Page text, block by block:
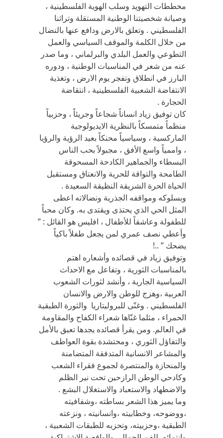
مخططات التهويد وسلب الهوية الفلسطينية ،
وصيانة شخصيتنا الوطنية المستقلة وتراثنا
الفلسطيني . وتعلق بالارض ودافع عنها بالنضال
من خلال الكلمة والموقف السياسي والعمل
التطوعي والعمل البلدي والبرلماني ، وما صدر
عنه من شعر في المناسبات الوطنية ، ودوره
البارز في انطلاق وتفجر يوم الارض ، وتغذية
الانتفاضة الشعبية الفلسطينية ، انتقاضة
الحجارة .
كان توفيق زياد انساناً شجاعاً وجريئاً ، وحزبياً
منظماً متمسكاً بالنظرية الايديولوجية
الماركسية ، وسياسياً محنكاً بعيد الرؤية والرؤيا
، واممياً واسع الأفق ، مجبولاً بحب الناس
البسطاء والجماهير الكادحة المسحوقة
الطامحة والتواقة للحرية والانعتاق ومستقبل
الحياة الحرة الشريقة النظيقة السعيدة .
وبسلوكه ومواقفه الجذرية ونضالاته اعطى
المثل الحي الذي يحتذى ويقتدى به. وكان محباً
للطفولة وعاشقاً للأطفال ، افليس هو القائل : ”
وأعطي نصف عمري لمن يجعل طفلاً باكياً
يضحك ” ..!
وتوفيق زياد في قصائده وأشعاره اهتم
بالمناسبات الثورية ، وتفاعل مع الاحداث
السياسية الجارية ، وأنشد لثورات الشعوب
العربية ،وهزج للوطن والارض والانسان
الفلسطيني . وغنّى للبروليتاريا والثورة الطبقية
الحمراء ، مثلما غنّاها شعراء الكفاح والمقاومة
في العالم. ومن يقرأ قصائده يجدها تعبق بالأمل
والتفاؤل الثوري ، ومحتشدة بقوة العواطف
والمشاعر الانسانية المتدفقة المتضامنة
والمنحازة والمنتصرة لجموع فقراء الشعب
وكادحي الوطن الرازحين تحت نير الظلم
والاضطهاد والاستعباد والاستغلال البشع .
وما يميز هذا الشعر بساطته ،وشفافيته
،ووضوحه، وخطابيته ،وانسانيته ، ونزعته
الطبقية ،وحزبيته، وتحزبه للطبقات الشعبية ،